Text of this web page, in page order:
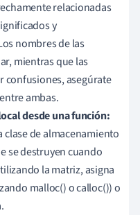
relacionadas
y
nombres de las
mientras que las
confusiones, asegúrate
ambas.
desde una función:
clase de almacenamiento
se destruyen cuando
la matriz, asigna
malloc() o calloc()) o